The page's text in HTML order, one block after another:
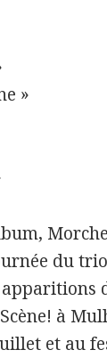
»
du
à
et au